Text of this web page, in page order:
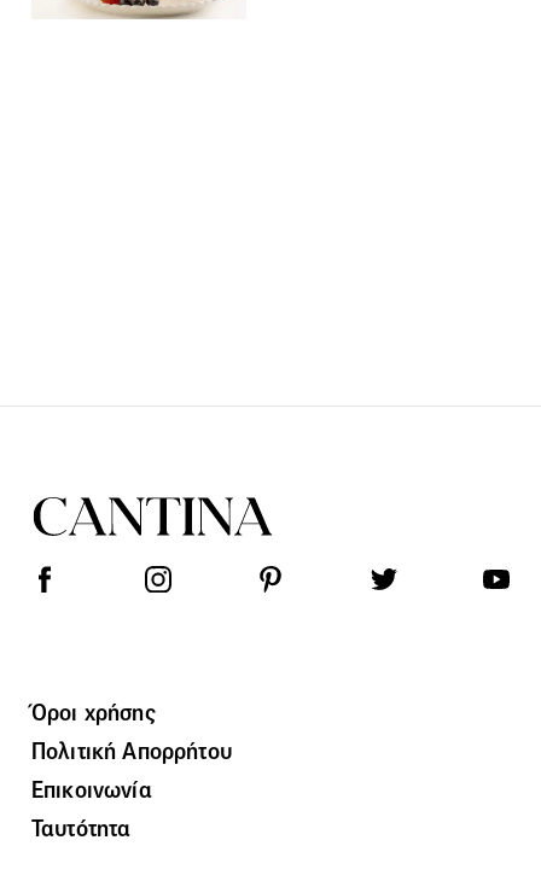
Όροι χρήσης
Πολιτική Απορρήτου
Επικοινωνία
Ταυτότητα